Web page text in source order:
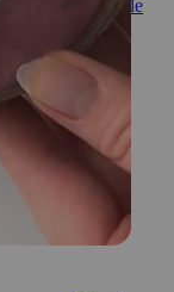
Mademoiselle